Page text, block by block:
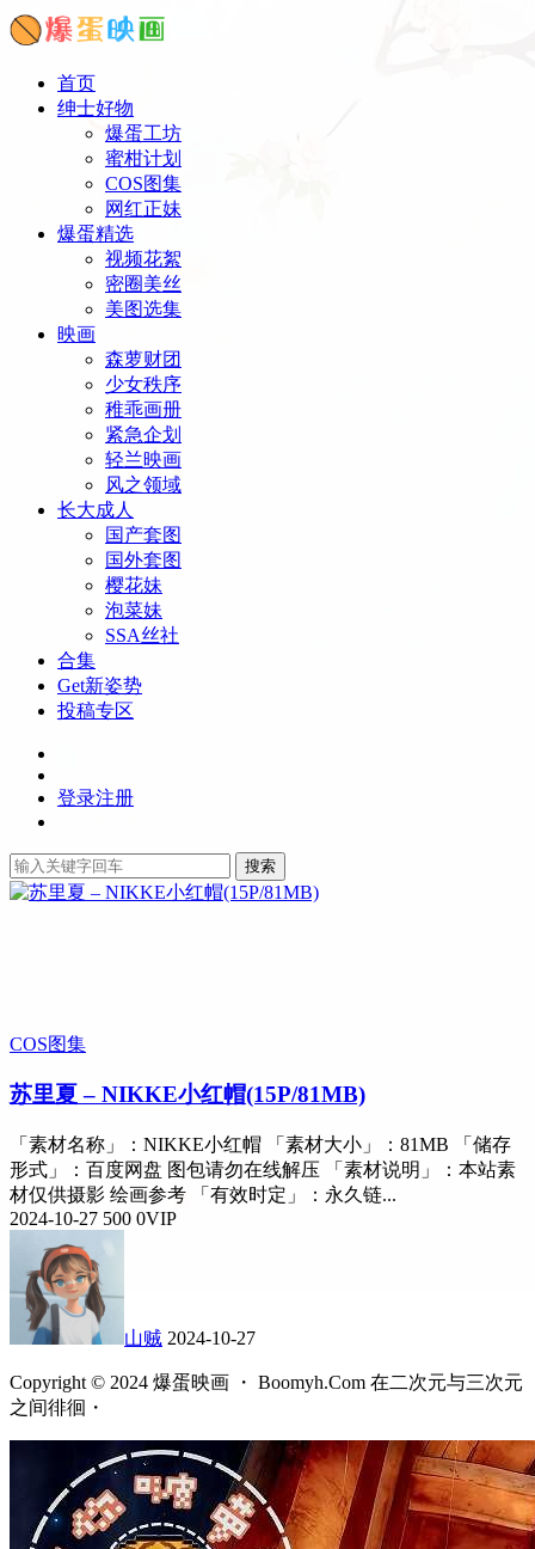
首页
绅士好物
爆蛋工坊
蜜柑计划
COS图集
网红正妹
爆蛋精选
视频花絮
密圈美丝
美图选集
映画
森萝财团
少女秩序
稚乖画册
紧急企划
轻兰映画
风之领域
长大成人
国产套图
国外套图
樱花妹
泡菜妹
SSA丝社
合集
Get新姿势
投稿专区
登录注册
搜索
COS图集
苏里夏 – NIKKE小红帽(15P/81MB)
「素材名称」：NIKKE小红帽 「素材大小」：81MB 「储存
形式」：百度网盘 图包请勿在线解压 「素材说明」：本站素
材仅供摄影 绘画参考 「有效时定」：永久链...
2024-10-27 500 0VIP
山贼 2024-10-27
Copyright © 2024 爆蛋映画 ・ Boomyh.Com 在二次元与三次元
之间徘徊・